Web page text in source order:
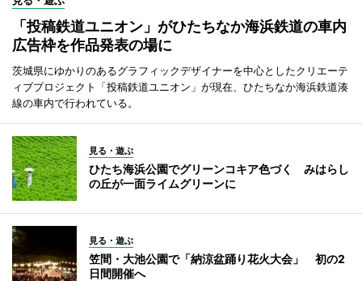
「投稿鉄道ユニオン」がひたちなか海浜鉄道の車内
広告枠を作品発表の場に
茨城県にゆかりのあるグラフィックデザイナーを中心としたクリエーテ
ィブプロジェクト「投稿鉄道ユニオン」が現在、ひたちなか海浜鉄道湊
線の車内で行われている。
見る・遊ぶ
ひたち海浜公園でグリーンコキア色づく みはらし
の丘が一面ライムグリーンに
見る・遊ぶ
笠間・大池公園で「納涼盆踊り花火大会」 初の2
日間開催へ